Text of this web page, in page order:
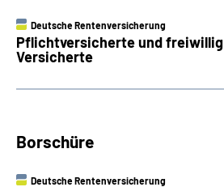
Deutsche Rentenversicherung
Pflichtversicherte und freiwillig
Versicherte
Borschüre
Deutsche Rentenversicherung